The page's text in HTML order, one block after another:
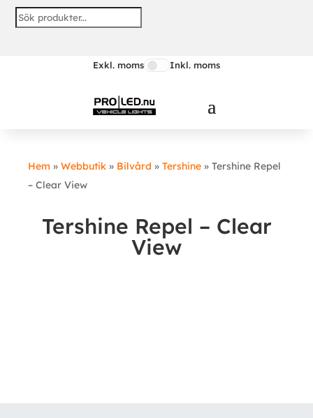
Exkl. moms Inkl. moms
Hem » Webbutik » Bilvård » Tershine » Tershine Repel
– Clear View
Tershine Repel – Clear
View